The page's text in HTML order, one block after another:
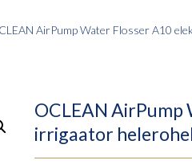
AirPump Water Flosser A10
OCLEAN AirPump
irrigaator